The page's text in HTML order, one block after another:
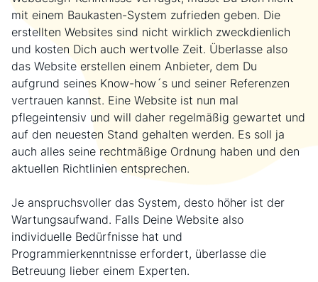
mit einem Baukasten-System zufrieden geben. Die
erstellten Websites sind nicht wirklich zweckdienlich
und kosten Dich auch wertvolle Zeit. Überlasse also
das Website erstellen einem Anbieter, dem Du
aufgrund seines Know-how´s und seiner Referenzen
vertrauen kannst. Eine Website ist nun mal
pflegeintensiv und will daher regelmäßig gewartet und
auf den neuesten Stand gehalten werden. Es soll ja
auch alles seine rechtmäßige Ordnung haben und den
aktuellen Richtlinien entsprechen.
Je anspruchsvoller das System, desto höher ist der
Wartungsaufwand. Falls Deine Website also
individuelle Bedürfnisse hat und
Programmierkenntnisse erfordert, überlasse die
Betreuung lieber einem Experten.